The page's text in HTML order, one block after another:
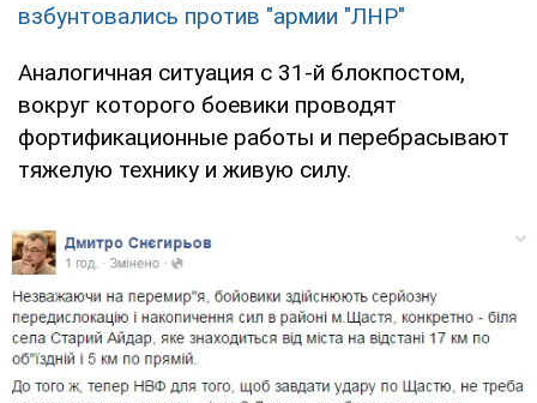
взбунтовались против "армии "ЛНР"
Аналогичная ситуация с 31-й блокпостом,
вокруг которого боевики проводят
фортификационные работы и перебрасывают
тяжелую технику и живую силу.